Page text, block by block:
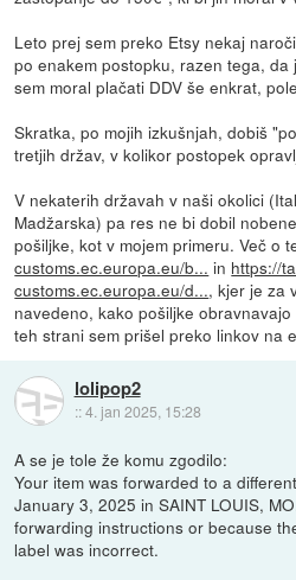
Leto prej sem preko Etsy nekaj
po enakem postopku, razen tega, da
sem moral plačati DDV še enkrat,
Skratka, po mojih izkušnjah, dobiš
tretjih držav, v kolikor postopek
V nekaterih državah v naši okolici
Madžarska) pa res ne bi dobil
pošiljke, kot v mojem primeru. Več o
customs.ec.europa.eu/b... in https://
customs.ec.europa.eu/d..., kjer je za
navedeno, kako pošiljke
teh strani sem prišel preko linkov na
lolipop2
::4. jan 2025, 15:28
A se je tole že komu zgodilo:
Your item was forwarded to a
January 3, 2025 in SAINT LOUIS,
forwarding instructions or because
label was incorrect.